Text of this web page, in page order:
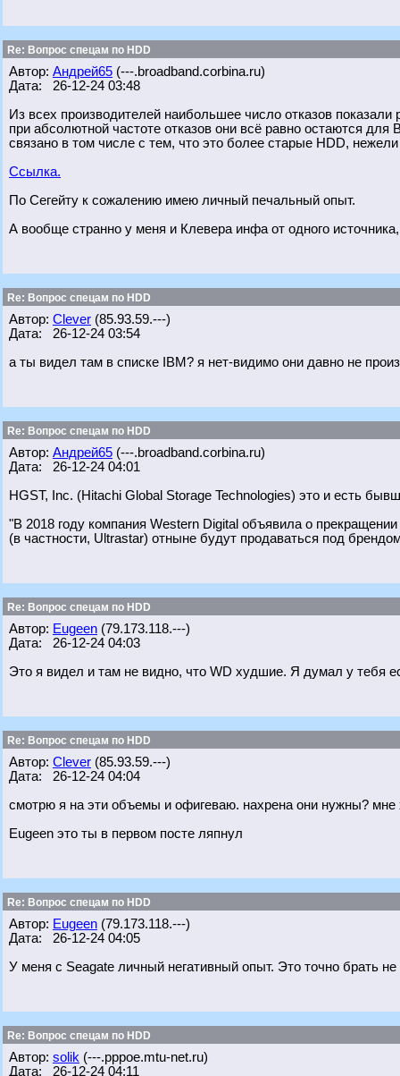
Re: Вопрос спецам по HDD
Автор: Андрей65 (---.broadband.corbina.ru)
Дата: 26-12-24 03:48
Из всех производителей наибольшее число отказов
при абсолютной частоте отказов они всё равно остаются
связано в том числе с тем, что это более старые HDD,
Ссылка.
По Сегейту к сожалению имею личный печальный опыт.
А вообще странно у меня и Клевера инфа от одного
Re: Вопрос спецам по HDD
Автор: Clever (85.93.59.---)
Дата: 26-12-24 03:54
а ты видел там в списке IBM? я нет-видимо они давно не
Re: Вопрос спецам по HDD
Автор: Андрей65 (---.broadband.corbina.ru)
Дата: 26-12-24 04:01
HGST, Inc. (Hitachi Global Storage Technologies) это и есть
"В 2018 году компания Western Digital объявила о
(в частности, Ultrastar) отныне будут продаваться под
Re: Вопрос спецам по HDD
Автор: Eugeen (79.173.118.---)
Дата: 26-12-24 04:03
Это я видел и там не видно, что WD худшие. Я думал у тебя
Re: Вопрос спецам по HDD
Автор: Clever (85.93.59.---)
Дата: 26-12-24 04:04
смотрю я на эти объемы и офигеваю. нахрена они нужны? мне
Eugeen это ты в первом посте ляпнул
Re: Вопрос спецам по HDD
Автор: Eugeen (79.173.118.---)
Дата: 26-12-24 04:05
У меня с Seagate личный негативный опыт. Это точно брать не
Re: Вопрос спецам по HDD
Автор: solik (---.pppoe.mtu-net.ru)
Дата: 26-12-24 04:11